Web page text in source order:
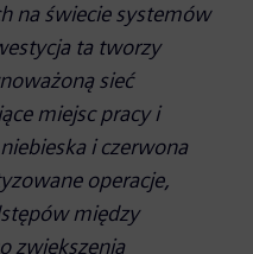
na świecie systemów
ta tworzy
sieć
miejsc pracy i
i czerwona
operacje,
między
zwiększenia